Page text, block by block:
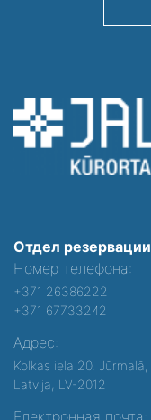
Отдел резервации
Номер телефона:
+371 26386222
+371 67733242
Адрес:
Kolkas iela 20, Jūrmalā,
Latvija, LV-2012
Електронная почта: